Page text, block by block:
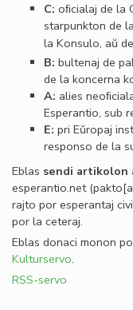
C: oﬁcialaj de la
starpunkton de
la Konsulo, aŭ
B: bultenaj de
de la koncerna
A: alies
Esperantio, sub
E: pri Eŭropaj
responso de la
Eblas sendi artikolon
esperantio.net
rajto por esperantaj
por la ceteraj.
Eblas donaci monon
Kulturservo.
RSS-servo